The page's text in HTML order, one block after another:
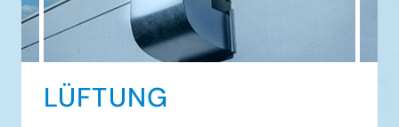
LÜFTUNG